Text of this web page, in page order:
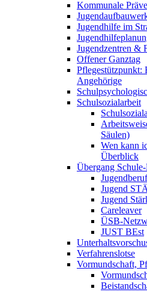
Kommunale
Jugendhilfe im
Jugendzentren &
Offener Ganztag
Pflegestützpunkt:
Angehörige
Schulsozialarbeit
Säulen)
Wen kann
Überblick
Übergang
Jugend
Jugend
Careleaver
ÜSB-
JUST BEst
Verfahrenslotse
Vormundschaft,